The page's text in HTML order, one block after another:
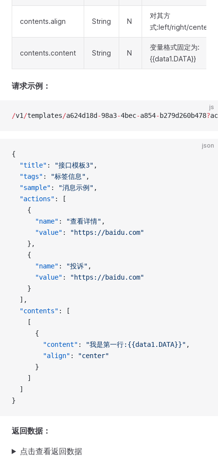
contents.align String N
对其方
式:left/right/center
contents.content String N
变量格式固定为:
{{data1.DATA}}
请求示例：
js
/v1 /templates/a624d18d -98a3-4bec-a854- b279d260b478?
json
{
  "title"
: "接口模板3" ,
  "tags"
: "标签信息" ,
  "sample"
: "消息示例" ,
  "actions"
: [
    {
      "name"
: "查看详情" ,
      "value"
:
"https://baidu.com"
    },
    {
      "name"
: "投诉" ,
      "value"
:
"https://baidu.com"
    }
  ],
  "contents"
: [
    [
      {
        "content"
: "我是第一行:{{data1.DATA}}" ,
        "align"
:
"center"
      }
    ]
  ]
}
返回数据：
点击查看返回数据